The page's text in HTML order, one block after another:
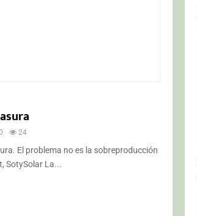
24
El problema no es la sobreproducción
SotySolar La...